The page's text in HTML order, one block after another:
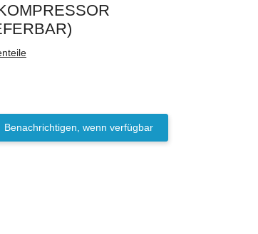
Benachrichtigen, wenn verfügbar